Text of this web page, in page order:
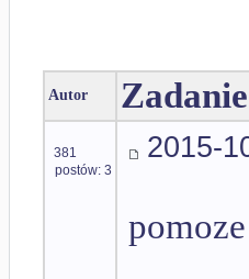
Autor
381
postów: 3
2015-